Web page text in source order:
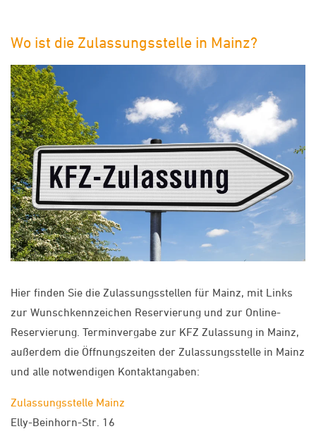
Wo ist die Zulassungsstelle in Mainz?
Hier finden Sie die Zulassungsstellen für Mainz, mit Links
zur Wunschkennzeichen Reservierung und zur Online-
Reservierung. Terminvergabe zur KFZ Zulassung in Mainz,
außerdem die Öffnungszeiten der Zulassungsstelle in Mainz
und alle notwendigen Kontaktangaben:
Zulassungsstelle Mainz
Elly-Beinhorn-Str. 16